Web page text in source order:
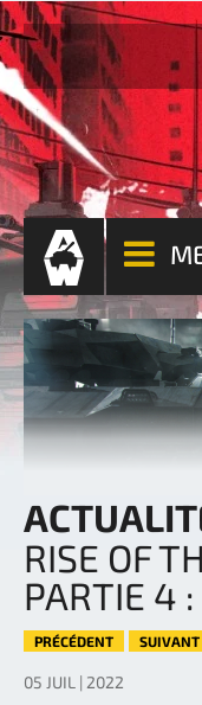
RISE OF
PARTIE 4
PRÉCÉDENT SUIVANT
05 JUIL | 2022